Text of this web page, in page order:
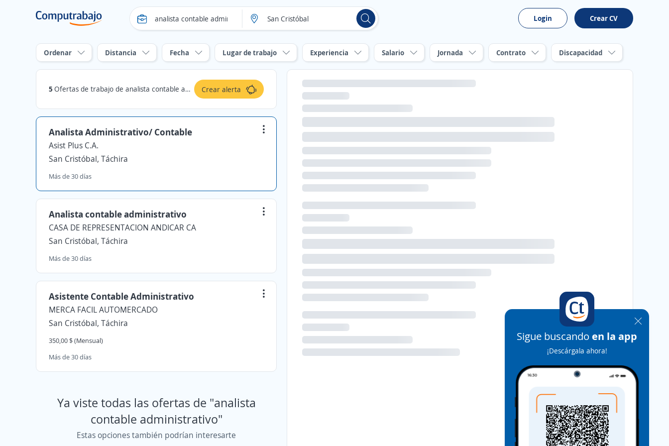
Login Crear CV
Ordenar Distancia Fecha Lugar de trabajo Experiencia Salario Jornada Contrato Discapacidad
5 Ofertas de trabajo de analista contable administrativo en San Cristóbal, Táchira Crear alerta
Analista Administrativo/ Contable
Asist Plus C.A.
San Cristóbal, Táchira
Más de 30 días
Analista contable administrativo
CASA DE REPRESENTACION ANDICAR CA
San Cristóbal, Táchira
Más de 30 días
Asistente Contable Administrativo
MERCA FACIL AUTOMERCADO
San Cristóbal, Táchira
350,00 $ (Mensual)
Más de 30 días
Ya viste todas las ofertas de "analista
contable administrativo"
Estas opciones también podrían interesarte
Sigue buscando en la app
¡Descárgala ahora!